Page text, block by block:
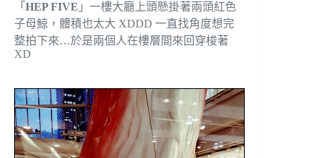
「 HEP FIVE 」一樓大廳上頭懸掛著兩頭紅色
子母鯨，體積也太大 XDDD 一直找角度想完
整拍下來…於是兩個人在樓層間來回穿梭著
XD